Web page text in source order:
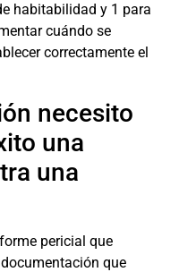
habitabilidad y 1 para
cuándo se
correctamente el
necesito
una
una
pericial que
que